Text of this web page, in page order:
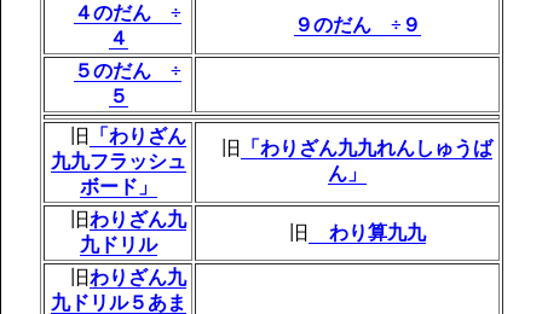
４のだん ÷
４
９のだん ÷９
５のだん ÷
５
旧
「わりざん
九九フラッシュ
ボード」
旧
「わりざん九九れんしゅうば
ん」
旧わりざん九
九ドリル
旧 わり算九九
旧わりざん九
九ドリル５あま